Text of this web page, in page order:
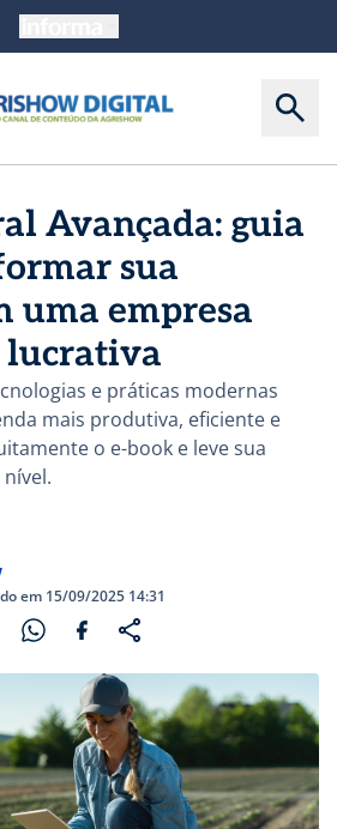
Avançada: guia
sua
uma empresa
lucrativa
e práticas modernas
mais produtiva, eficiente e
o e-book e leve sua
em 15/09/2025 14:31